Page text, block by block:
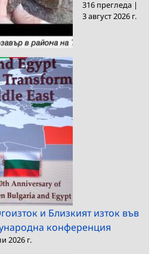
316 прегледа |
3 август 2026 г.
и Близкият изток във
конференция
2026 г.